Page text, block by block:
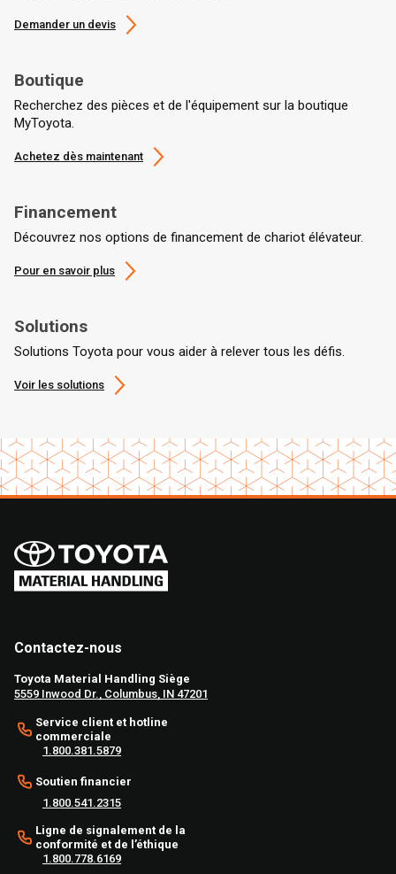
Demander un devis
Boutique
Recherchez des pièces et de l'équipement sur la boutique
MyToyota.
Achetez dès maintenant
Financement
Découvrez nos options de financement de chariot élévateur.
Pour en savoir plus
Solutions
Solutions Toyota pour vous aider à relever tous les défis.
Voir les solutions
Contactez-nous
Toyota Material Handling Siège
5559 Inwood Dr., Columbus, IN 47201
Service client et hotline
commerciale
1.800.381.5879
Soutien financier
1.800.541.2315
Ligne de signalement de la
conformité et de l’éthique
1.800.778.6169